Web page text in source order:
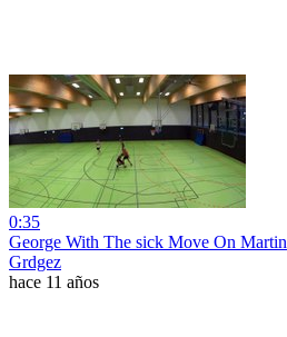
0:35
George With The sick Move On Martin
Grdgez
hace 11 años